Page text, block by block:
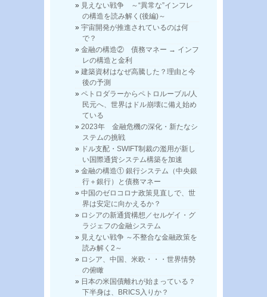
見えない戦争 ～“異常な”インフレ
の構造を読み解く(後編)～
宇宙開発が推進されているのは何
で？
金融の構造② 債務マネー → インフ
レの構造と金利
建築資材はなぜ高騰した？理由と今
後の予測
ペトロダラーからペトロルーブル/人
民元へ、世界はドル崩壊に備え始め
ている
2023年 金融危機の深化・新たなシ
ステムの挑戦
ドル支配・SWIFT制裁の濫用が新し
い国際通貨システム構築を加速
金融の構造① 銀行システム（中央銀
行＋銀行）と債務マネー
中国のゼロコロナ政策見直しで、世
界は安定に向かえるか？
ロシアの新通貨構想／セルゲイ・グ
ラジェフの金融システム
見えない戦争 ～不整合な金融政策を
読み解く2～
ロシア、中国、米欧・・・世界情勢
の俯瞰
日本の米国債離れが始まっている？
下半身は、BRICS入りか？